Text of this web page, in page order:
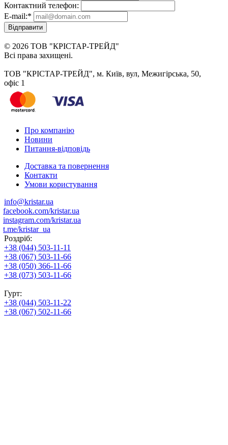
Контактний телефон:
E-mail:*
Відправити
© 2026 ТОВ "КРІСТАР-ТРЕЙД"
Всі права захищені.
ТОВ "КРІСТАР-ТРЕЙД", м. Київ, вул, Межигірська, 50,
офіс 1
Про компанію
Новини
Питання-відповідь
Доставка та повернення
Контакти
Умови користування
info@kristar.ua
facebook.com/kristar.ua
instagram.com/kristar.ua
t.me/kristar_ua
Роздріб:
+38 (044) 503-11-11
+38 (067) 503-11-66
+38 (050) 366-11-66
+38 (073) 503-11-66
Гурт:
+38 (044) 503-11-22
+38 (067) 502-11-66